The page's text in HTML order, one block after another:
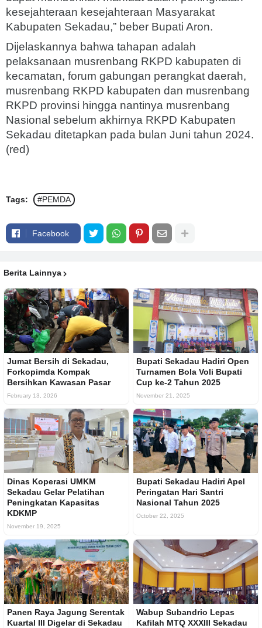
kesejahteraan kesejahteraan Masyarakat
Kabupaten Sekadau,” beber Bupati Aron.
Dijelaskannya bahwa tahapan adalah
pelaksanaan musrenbang RKPD kabupaten di
kecamatan, forum gabungan perangkat daerah,
musrenbang RKPD kabupaten dan musrenbang
RKPD provinsi hingga nantinya musrenbang
Nasional sebelum akhirnya RKPD Kabupaten
Sekadau ditetapkan pada bulan Juni tahun 2024.
(red)
Tags: #PEMDA
Facebook
Berita Lainnya
Jumat Bersih di Sekadau,
Forkopimda Kompak
Bersihkan Kawasan Pasar
February 13, 2026
Bupati Sekadau Hadiri Open
Turnamen Bola Voli Bupati
Cup ke-2 Tahun 2025
November 21, 2025
Dinas Koperasi UMKM
Sekadau Gelar Pelatihan
Peningkatan Kapasitas
KDKMP
November 19, 2025
Bupati Sekadau Hadiri Apel
Peringatan Hari Santri
Nasional Tahun 2025
October 22, 2025
Panen Raya Jagung Serentak
Kuartal III Digelar di Sekadau
Wabup Subandrio Lepas
Kafilah MTQ XXXIII Sekadau